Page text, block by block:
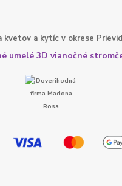
kvetov a kytíc v okrese
umelé 3D vianočné